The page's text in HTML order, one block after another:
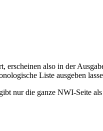
also in der
Liste ausgeben
nur die ganze NWI-Seite